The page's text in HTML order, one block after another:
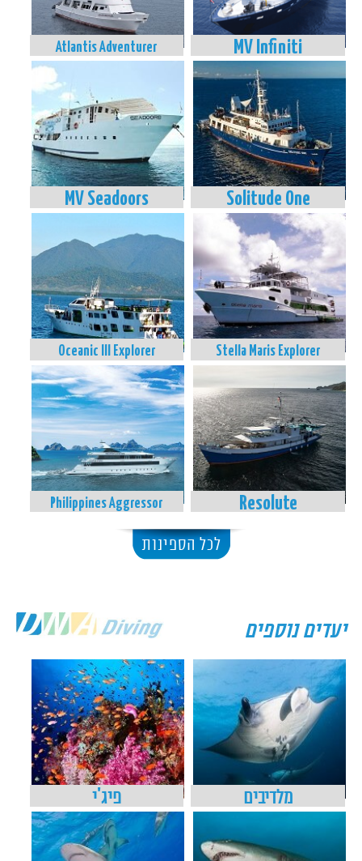
Puerto Galera - צלילה בכל הרמות
Puerto Galera הוא אזור מרהיב ביופיו ומומלץ במיוחד ללימוד צלילה. השוניות
עשירות בחיי מאקרו, ומציעות אתרים מגוונים
גם לצוללים מתקדמים. המיקום הנוח, קרוב יחסית למנילה, הופך את האזור
לבחירה מצוינת לצוללים המעוניינים בגישה נוחה
לאתרי צלילה איכותיים.
MV Infiniti
Atlantis Adventurer
Solitude One
MV Seadoors
Stella Maris Explorer
Oceanic III Explorer
Resolute
Philippines Aggressor
לכל הספינות
יעדים נוספים
מלדיבים פיג'י